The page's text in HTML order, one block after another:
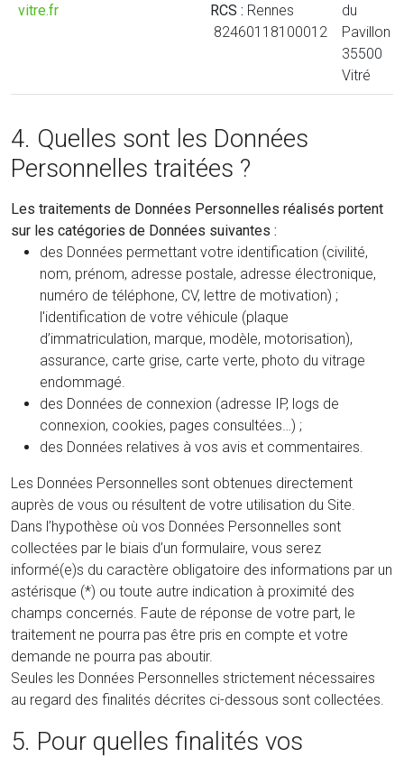
vitre.fr
RCS : Rennes
82460118100012
du
Pavillon
35500
Vitré
4. Quelles sont les Données
Personnelles traitées ?
Les traitements de Données Personnelles réalisés portent
sur les catégories de Données suivantes :
des Données permettant votre identification (civilité,
nom, prénom, adresse postale, adresse électronique,
numéro de téléphone, CV, lettre de motivation) ;
l'identification de votre véhicule (plaque
d’immatriculation, marque, modèle, motorisation),
assurance, carte grise, carte verte, photo du vitrage
endommagé.
des Données de connexion (adresse IP, logs de
connexion, cookies, pages consultées…) ;
des Données relatives à vos avis et commentaires.
Les Données Personnelles sont obtenues directement
auprès de vous ou résultent de votre utilisation du Site.
Dans l’hypothèse où vos Données Personnelles sont
collectées par le biais d’un formulaire, vous serez
informé(e)s du caractère obligatoire des informations par un
astérisque (*) ou toute autre indication à proximité des
champs concernés. Faute de réponse de votre part, le
traitement ne pourra pas être pris en compte et votre
demande ne pourra pas aboutir.
Seules les Données Personnelles strictement nécessaires
au regard des finalités décrites ci-dessous sont collectées.
5. Pour quelles finalités vos